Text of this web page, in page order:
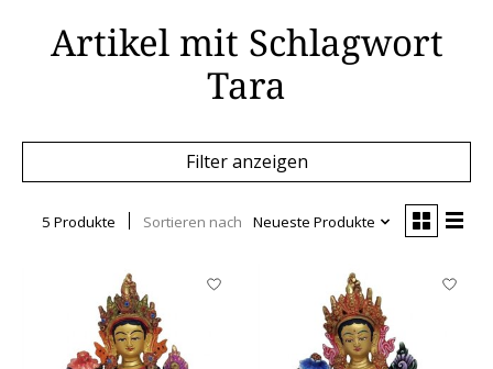
Artikel mit Schlagwort
Tara
Filter anzeigen
5 Produkte Sortieren nach Neueste Produkte